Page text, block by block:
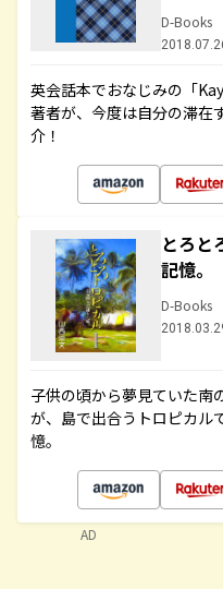
D-Books
英会話本でおなじみの「
著者が、今度は自分の滞在
介！
とろと
記憶
D-Books
子供の頃から夢見ていた南
が、島で出合うトロピカル
憶。
AD